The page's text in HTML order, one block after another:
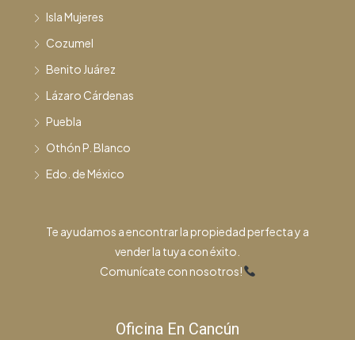
Isla Mujeres
Cozumel
Benito Juárez
Lázaro Cárdenas
Puebla
Othón P. Blanco
Edo. de México
Te ayudamos a encontrar la propiedad perfecta y a
vender la tuya con éxito.
Comunícate con nosotros!
Oficina En Cancún